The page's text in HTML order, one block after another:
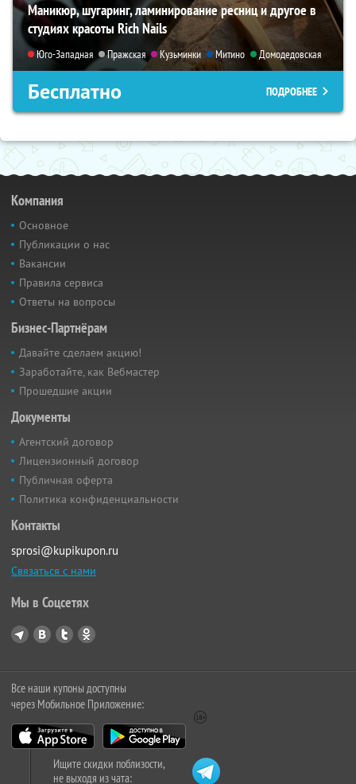
Маникюр, шугаринг, ламинирование ресниц и другое в
студиях красоты Rich Nails
Юго-Западная Пражская Кузьминки Митино Домодедовская
Бесплатно ПОДРОБНЕЕ
Компания
Основное
Публикации о нас
Вакансии
Правила сервиса
Ответы на вопросы
Бизнес-Партнёрам
Давайте сделаем акцию!
Заработайте, как Вебмастер
Прошедшие акции
Документы
Агентский договор
Лицензионный договор
Публичная оферта
Политика конфиденциальности
Контакты
sprosi@kupikupon.ru
Связаться с нами
Мы в Соцсетях
Все наши купоны доступны
через Мобильное Приложение:
Ищите скидки поблизости,
не выходя из чата: